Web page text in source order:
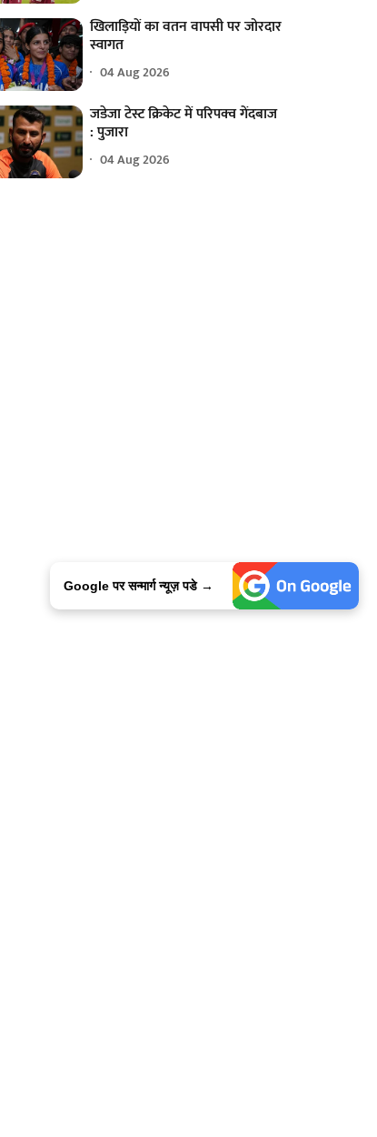
खिलाड़ियों का वतन वापसी पर जोरदार
स्वागत
04 Aug 2026
जडेजा टेस्ट क्रिकेट में परिपक्व गेंदबाज
: पुजारा
04 Aug 2026
Google पर सन्मार्ग न्यूज़ पडे →